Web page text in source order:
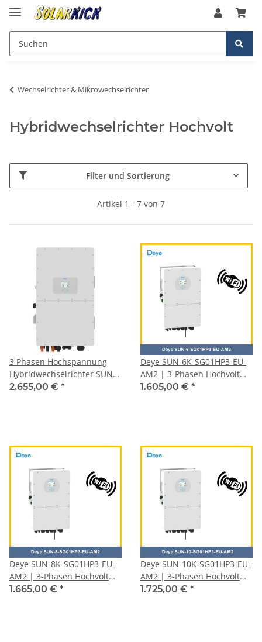
Wechselrichter & Mikrowechselrichter
Hybridwechselrichter Hochvolt
Filter und Sortierung
Artikel 1 - 7 von 7
3 Phasen Hochspannung
Hybridwechselrichter SUN-
30K-SG01HP3-EU-BM3
2.655,00 € *
Deye SUN-6K-SG01HP3-EU-
AM2 | 3-Phasen Hochvolt
Hybridwechselrichter |
1.605,00 € *
Deye SUN-8K-SG01HP3-EU-
AM2 | 3-Phasen Hochvolt
Hybridwechselrichter |
1.665,00 € *
Deye SUN-10K-SG01HP3-EU-
AM2 | 3-Phasen Hochvolt
Hybridwechselrichter |
1.725,00 € *